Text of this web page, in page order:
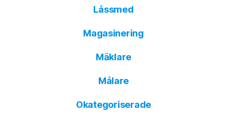
Låssmed
Magasinering
Mäklare
Målare
Okategoriserade